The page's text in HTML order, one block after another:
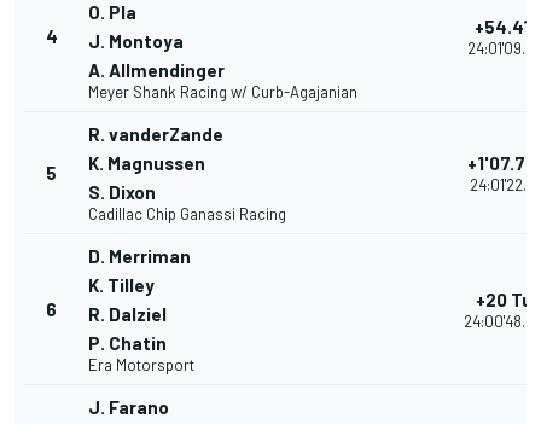
4
O. Pla
J. Montoya
A. Allmendinger
Meyer Shank Racing w/ Curb-Agajanian
+54.418
5
R. vanderZande
K. Magnussen
S. Dixon
Cadillac Chip Ganassi Racing
6
D. Merriman
K. Tilley
R. Dalziel
P. Chatin
Era Motorsport
+20 Tur
J. Farano